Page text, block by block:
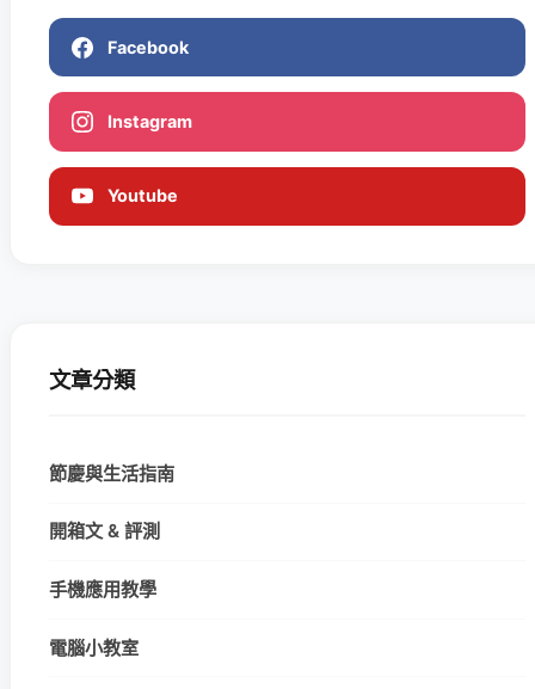
Facebook
Instagram
Youtube
文章分類
節慶與生活指南
開箱文 & 評測
手機應用教學
電腦小教室